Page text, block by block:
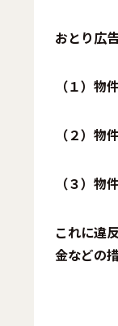
おとり広
（１）
（２）
（３）
これに違
金などの